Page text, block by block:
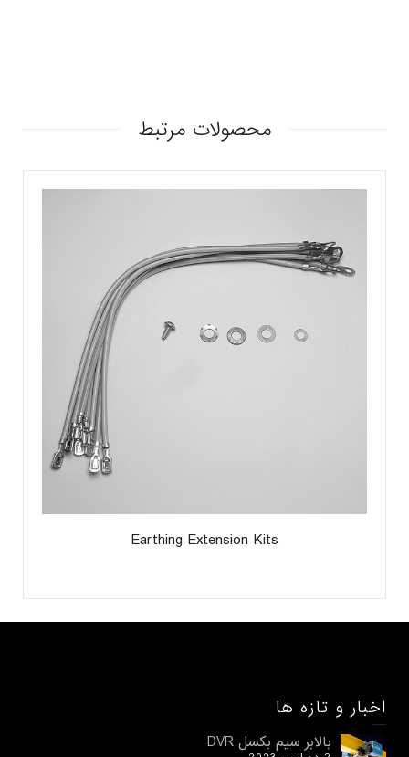
محصولات مرتبط
Earthing Extension Kits
اخبار و تازه ها
بالابر سیم بکسل DVR